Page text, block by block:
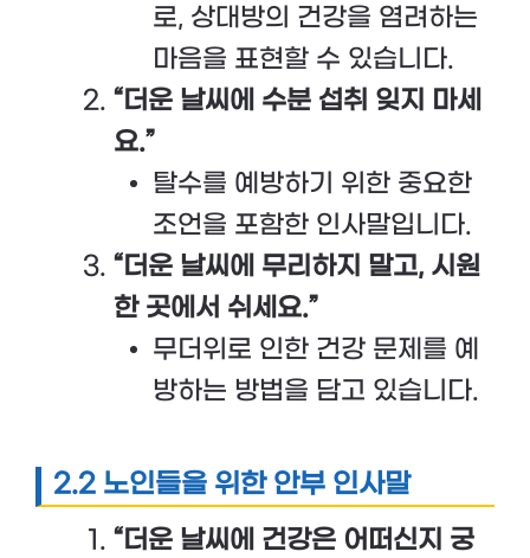
로, 상대방의 건강을 염려하는
마음을 표현할 수 있습니다.
“더운 날씨에 수분 섭취 잊지 마세
요.”
탈수를 예방하기 위한 중요한
조언을 포함한 인사말입니다.
“더운 날씨에 무리하지 말고, 시원
한 곳에서 쉬세요.”
무더위로 인한 건강 문제를 예
방하는 방법을 담고 있습니다.
2.2 노인들을 위한 안부 인사말
“더운 날씨에 건강은 어떠신지 궁